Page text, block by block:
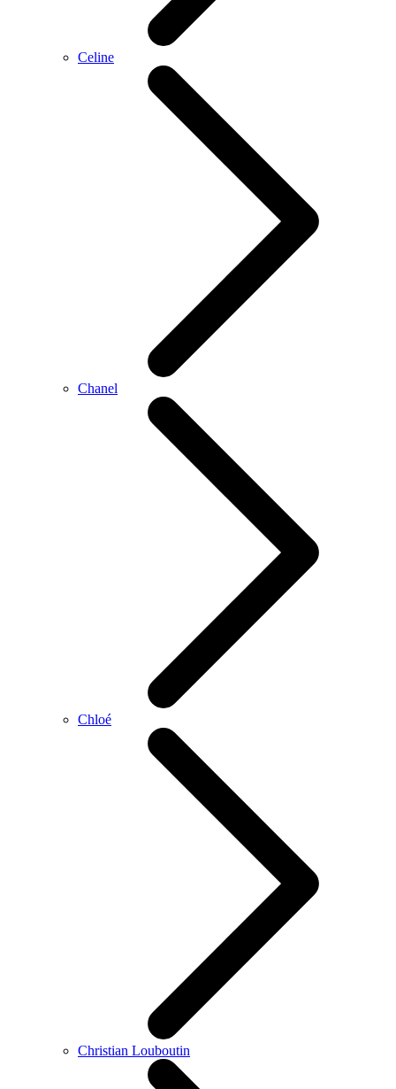
Celine
Chanel
Chloé
Christian Louboutin